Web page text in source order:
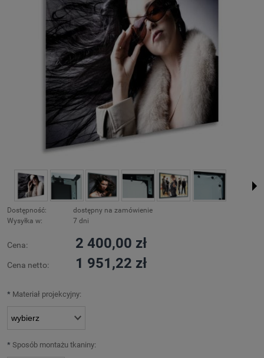
Dostępność:
dostępny na zamówienie
Wysyłka w:
7 dni
Cena: 2 400,00 zł
Cena netto: 1 951,22 zł
* Materiał projekcyjny:
* Sposób montażu tkaniny: